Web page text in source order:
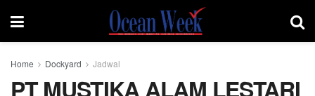
Home Dockyard Jadwal
PT MUSTIKA ALAM LESTARI